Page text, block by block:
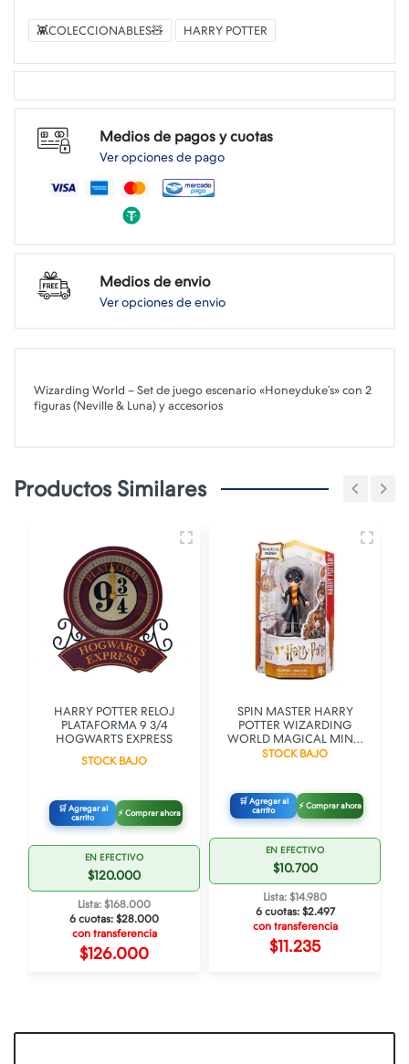
👾COLECCIONABLES🧸 HARRY POTTER
Medios de pagos y cuotas
Ver opciones de pago
Medios de envio
Ver opciones de envio
Wizarding World – Set de juego escenario «Honeyduke’s» con 2
figuras (Neville & Luna) y accesorios
Productos Similares
HARRY POTTER RELOJ
PLATAFORMA 9 3/4
HOGWARTS EXPRESS
STOCK BAJO
🛒 Agregar al
carrito
⚡ Comprar ahora
EN EFECTIVO
$120.000
Lista: $168.000
6 cuotas: $28.000
con transferencia
$126.000
SPIN MASTER HARRY
POTTER WIZARDING
WORLD MAGICAL MINIS
HARRY POTTER
STOCK BAJO
🛒 Agregar al
carrito
⚡ Comprar ahora
EN EFECTIVO
$10.700
Lista: $14.980
6 cuotas: $2.497
con transferencia
$11.235